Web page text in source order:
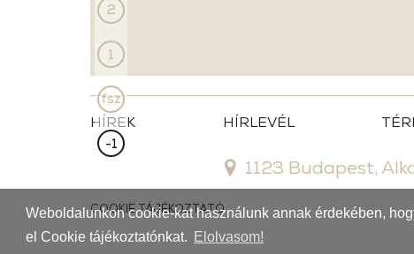
2
1
fsz
-1
HÍREK HÍRLEVÉL
1123 Budapest,
COOKIE TÁJÉKOZTATÓ
Weboldalunkon cookie-kat használunk annak érdekében,
el Cookie tájékoztatónkat.
Elolvasom!